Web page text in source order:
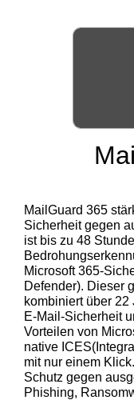
MailGuard 365
Sicherheit gegen
ist bis zu 48
Microsoft 365-
Defender). Dieser
kombiniert über
E-Mail-Sicherheit
Vorteilen von
native
mit nur einem
Schutz gegen
Phishing,